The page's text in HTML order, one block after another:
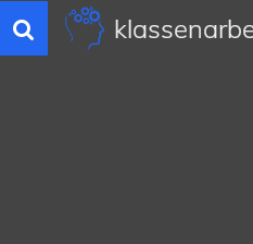
Toggle
navigation